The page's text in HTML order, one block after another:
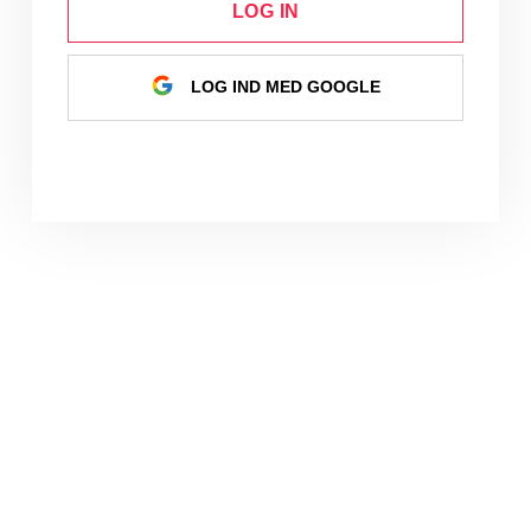
LOG IN
LOG IND MED GOOGLE